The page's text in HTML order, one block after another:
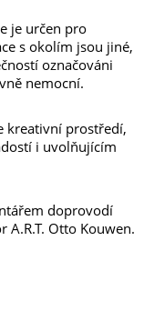
je určen pro
s okolím jsou jiné,
označováni
nemocní.
kreativní prostředí,
i uvolňujícím
doprovodí
Otto Kouwen.